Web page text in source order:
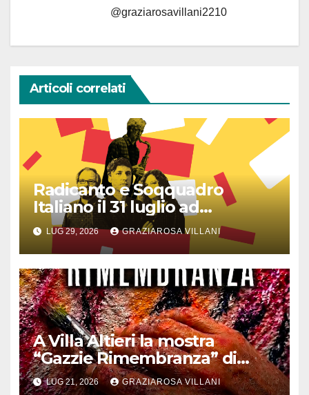
@graziarosavillani2210
Articoli correlati
Radicanto e Soqquadro
Italiano il 31 luglio ad
Anguillara
LUG 29, 2026 GRAZIAROSA VILLANI
A Villa Altieri la mostra
“Gazzie Rimembranza” di
Monica Argentino
LUG 21, 2026 GRAZIAROSA VILLANI